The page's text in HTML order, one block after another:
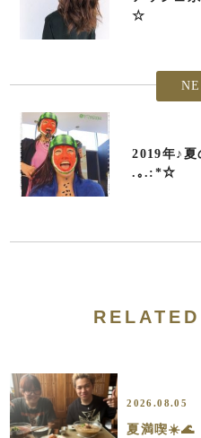
☆
2019年♪
.｡.:*☆
2026.08.05
夏満喫☀️🌊